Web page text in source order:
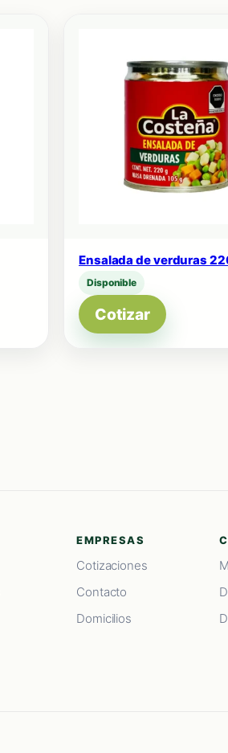
Ensalada de verduras
Disponible
Cotizar
EMPRESAS
Cotizaciones
Contacto
Domicilios